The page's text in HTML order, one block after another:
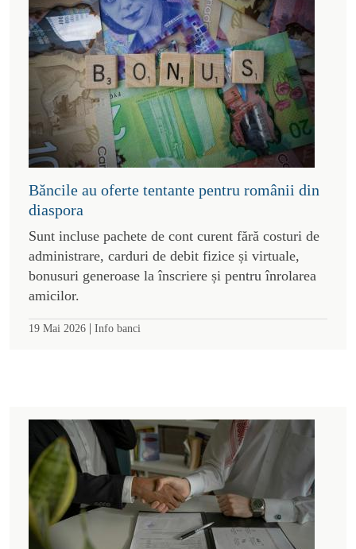
Băncile au oferte tentante pentru românii din
diaspora
Sunt incluse pachete de cont curent fără costuri de
administrare, carduri de debit fizice și virtuale,
bonusuri generoase la înscriere și pentru înrolarea
amicilor.
19 Mai 2026 | Info banci